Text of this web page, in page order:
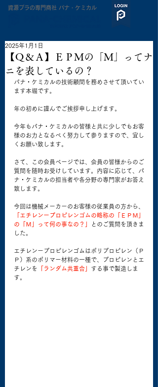
​資源プラの専門商社 パナ・ケミカル
【Ｑ＆Ａ】ＥＰＭの「Ｍ」ってナ
ニを表しているの？
2025年1月1日
パナ・ケミカルの技術顧問を務めさせて頂いてい
ます本堀です。
年の初めに謹んでご挨拶申し上げます。
今年もパナ・ケミカルの皆様と共に少しでもお客
様のお力となるべく努力して参りますので、宜し
くお願い致します。
さて、この会員ページでは、会員の皆様からのご
質問を随時お受けしています。内容に応じて、パ
ナ・ケミカルの担当者や各分野の専門家がお答え
致します。
今回は機械メーカーのお客様の従業員の方から、
「エチレンープロピレンゴムの略称の「ＥＰＭ」
の「Ｍ」って何の事なの？」
とのご質問を頂きま
した。
エチレンープロピレンゴムはポリプロピレン（Ｐ
Ｐ）系のポリマー材料の一種で、プロピレンとエ
チレンを 「ランダム共重合」 する事で製造しま
す。